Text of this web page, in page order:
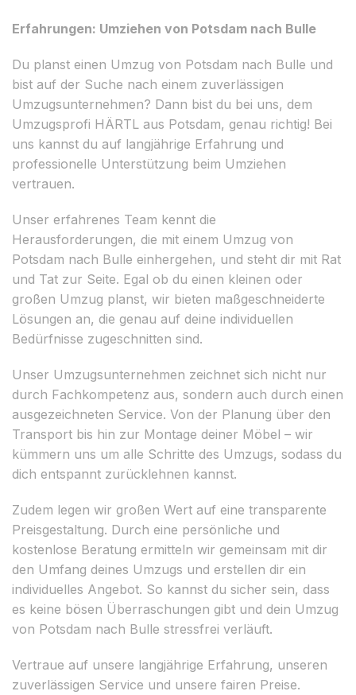
Erfahrungen: Umziehen von Potsdam nach Bulle
Du planst einen Umzug von Potsdam nach Bulle und
bist auf der Suche nach einem zuverlässigen
Umzugsunternehmen? Dann bist du bei uns, dem
Umzugsprofi HÄRTL aus Potsdam, genau richtig! Bei
uns kannst du auf langjährige Erfahrung und
professionelle Unterstützung beim Umziehen
vertrauen.
Unser erfahrenes Team kennt die
Herausforderungen, die mit einem Umzug von
Potsdam nach Bulle einhergehen, und steht dir mit Rat
und Tat zur Seite. Egal ob du einen kleinen oder
großen Umzug planst, wir bieten maßgeschneiderte
Lösungen an, die genau auf deine individuellen
Bedürfnisse zugeschnitten sind.
Unser Umzugsunternehmen zeichnet sich nicht nur
durch Fachkompetenz aus, sondern auch durch einen
ausgezeichneten Service. Von der Planung über den
Transport bis hin zur Montage deiner Möbel – wir
kümmern uns um alle Schritte des Umzugs, sodass du
dich entspannt zurücklehnen kannst.
Zudem legen wir großen Wert auf eine transparente
Preisgestaltung. Durch eine persönliche und
kostenlose Beratung ermitteln wir gemeinsam mit dir
den Umfang deines Umzugs und erstellen dir ein
individuelles Angebot. So kannst du sicher sein, dass
es keine bösen Überraschungen gibt und dein Umzug
von Potsdam nach Bulle stressfrei verläuft.
Vertraue auf unsere langjährige Erfahrung, unseren
zuverlässigen Service und unsere fairen Preise.